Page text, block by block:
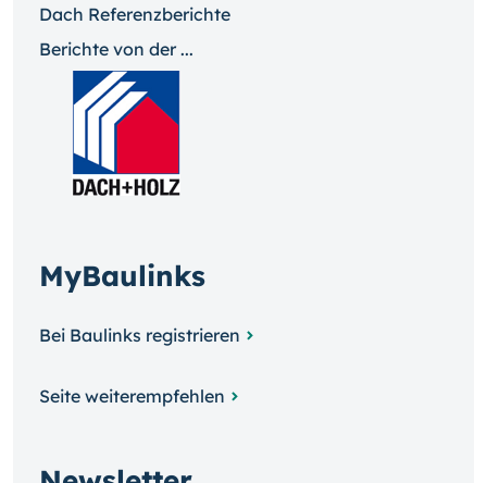
Dach Referenzberichte
Berichte von der ...
MyBaulinks
Bei Baulinks registrieren
Seite weiterempfehlen